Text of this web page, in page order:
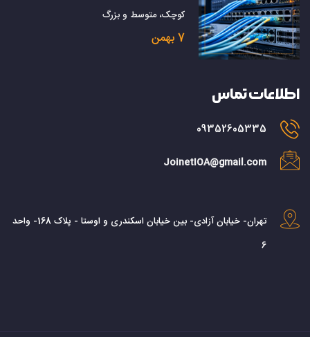
کوچک، متوسط و بزرگ
7 بهمن
اطلاعات تماس
09352605335
JoinetIOA@gmail.com
تهران- خیابان آزادی- بین خیابان اسکندری و اوستا - پلاک 168- واحد
6